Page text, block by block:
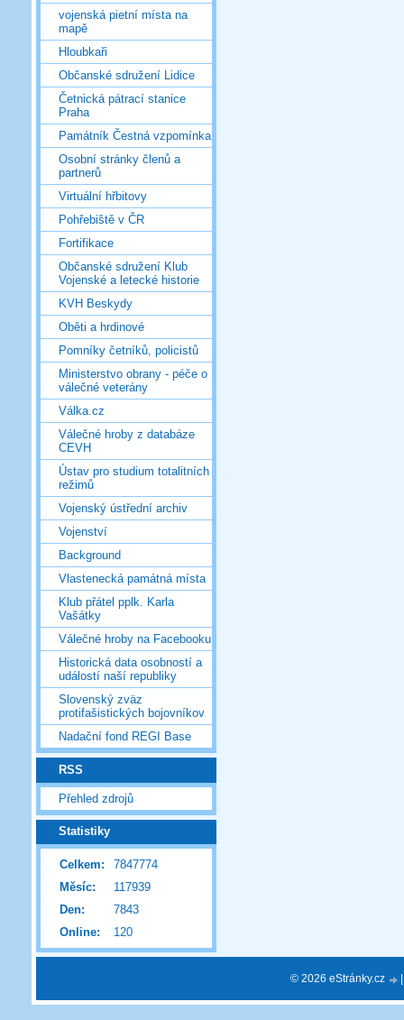
vojenská pietní místa na
mapě
Hloubkaři
Občanské sdružení Lidice
Četnická pátrací stanice
Praha
Památník Čestná vzpomínka
Osobní stránky členů a
partnerů
Virtuální hřbitovy
Pohřebiště v ČR
Fortifikace
Občanské sdružení Klub
Vojenské a letecké historie
KVH Beskydy
Oběti a hrdinové
Pomníky četníků, policistů
Ministerstvo obrany - péče o
válečné veterány
Válka.cz
Válečné hroby z databáze
CEVH
Ústav pro studium totalitních
režimů
Vojenský ústřední archiv
Vojenství
Background
Vlastenecká památná místa
Klub přátel pplk. Karla
Vašátky
Válečné hroby na Facebooku
Historická data osobností a
událostí naší republiky
Slovenský zväz
protifašistických bojovníkov
Nadační fond REGI Base
RSS
Přehled zdrojů
Statistiky
Online: 120
Celkem:
7847774
Měsíc:
117939
Den:
7843
© 2026 eStránky.cz